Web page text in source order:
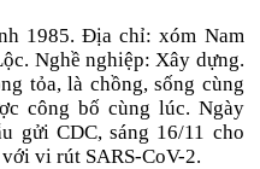
1985. Địa chỉ: xóm Nam
Nghề nghiệp: Xây dựng.
tỏa, là chồng, sống cùng
công bố cùng lúc. Ngày
gửi CDC, sáng 16/11 cho
vi rút SARS-CoV-2.